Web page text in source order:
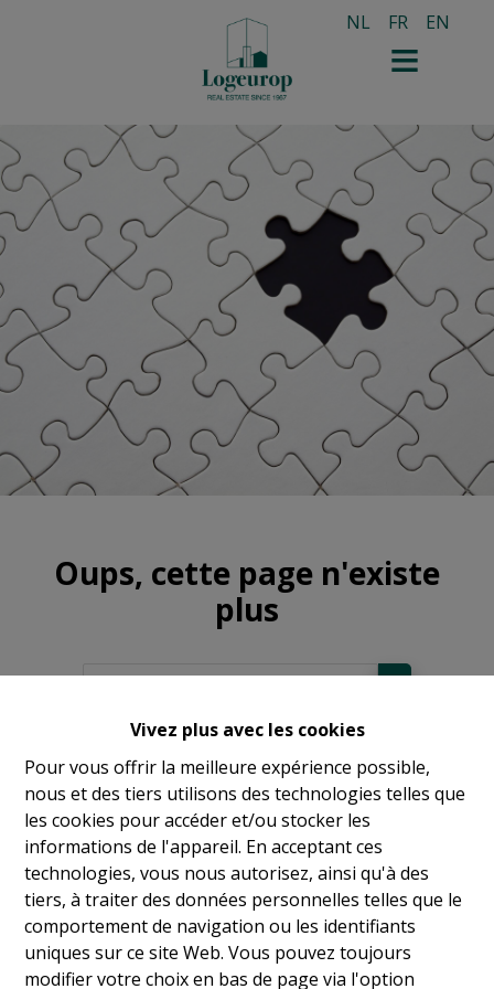
Vivez plus avec les cookies
Pour vous offrir la meilleure expérience possible,
nous et des tiers utilisons des technologies telles que
les cookies pour accéder et/ou stocker les
informations de l'appareil. En acceptant ces
technologies, vous nous autorisez, ainsi qu'à des
tiers, à traiter des données personnelles telles que le
comportement de navigation ou les identifiants
uniques sur ce site Web. Vous pouvez toujours
modifier votre choix en bas de page via l'option
NL FR EN
Oups, cette page n'existe
plus
À Vendre
À Louer